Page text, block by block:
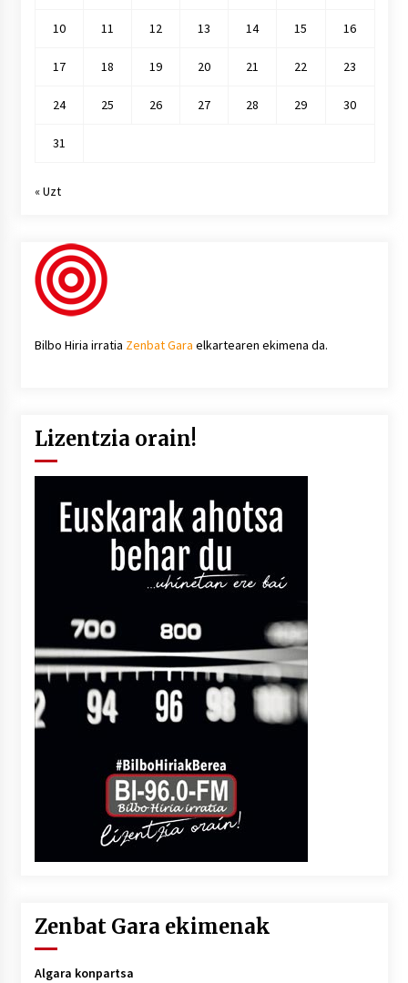
10 11 12 13 14 15 16
17 18 19 20 21 22 23
24 25 26 27 28 29 30
31
« Uzt
Bilbo Hiria irratia Zenbat Gara elkartearen ekimena da.
Lizentzia orain!
Zenbat Gara ekimenak
Algara konpartsa